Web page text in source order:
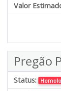
Valor
Pregão
Status: